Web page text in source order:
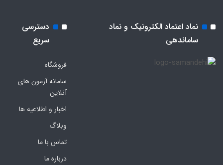
نماد اعتماد الکترونیک و نماد
ساماندهی
دسترسی
سریع
فروشگاه
سامانه آزمون های
آنلاین
اخبار و اطلاعیه ها
وبلاگ
تماس با ما
درباره ما